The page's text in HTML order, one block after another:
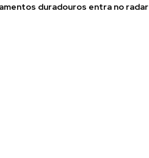
duradouros entra no